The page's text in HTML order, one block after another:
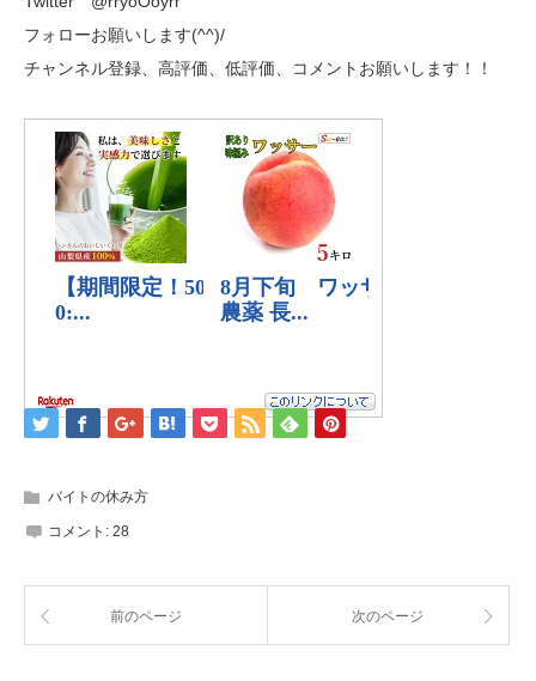
フォローお願いします(^^)/
チャンネル登録、高評価、低評価、コメントお願いします！！
バイトの休み方
コメント: 28
前のページ 次のページ